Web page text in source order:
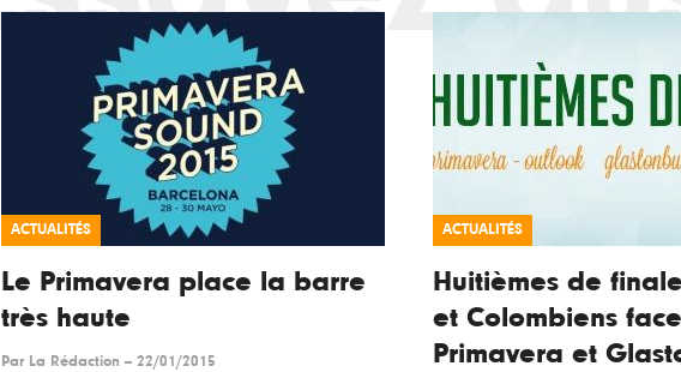
ACTUALITÉS
Le Primavera place la barre
très haute
Par La Rédaction -- 22/01/2015
ACTUALITÉS
Huitièmes de
et Colombiens
Primavera et